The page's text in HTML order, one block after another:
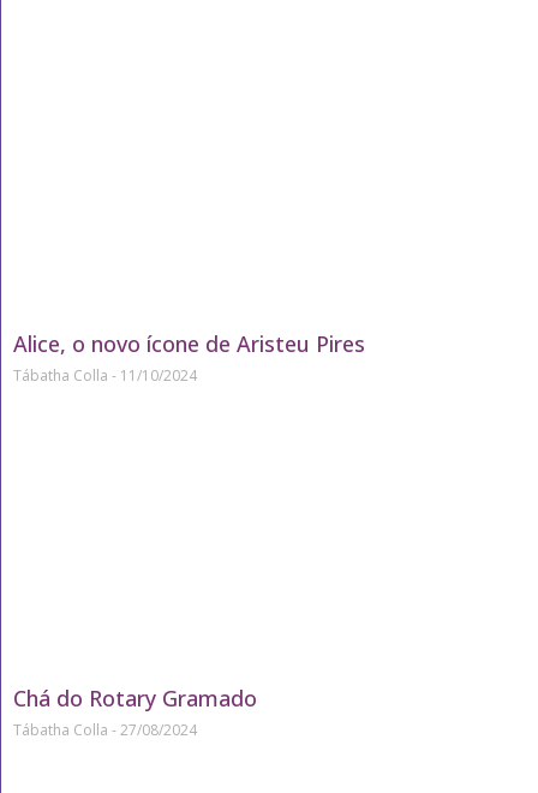
Alice, o novo ícone de Aristeu Pires
Tábatha Colla 11/10/2024
Chá do Rotary Gramado
Tábatha Colla 27/08/2024